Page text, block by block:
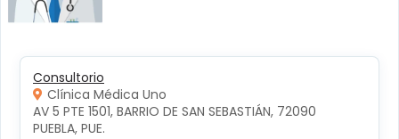
Consultorio
Clínica Médica Uno
AV 5 PTE 1501, BARRIO DE SAN SEBASTIÁN, 72090
PUEBLA, PUE.